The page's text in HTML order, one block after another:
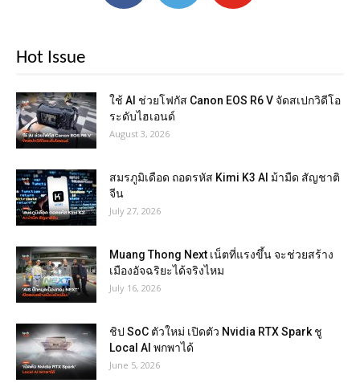
Hot Issue
ใช้ AI ช่วยโฟกัส Canon EOS R6 V จัดสเปกวิดีโอ
ระดับไฮเอนด์
August 3, 2026
สมรภูมิเดือด ถอดรหัส Kimi K3 AI ม้ามืด สัญชาติ
จีน
July 27, 2026
Muang Thong Next เน็ตที่แรงขึ้น จะช่วยสร้าง
เมืองอัจฉริยะได้จริงไหม
July 16, 2026
ชิป SoC ตัวใหม่ เปิดตัว Nvidia RTX Spark ชู
Local AI พกพาได้
June 5, 2026